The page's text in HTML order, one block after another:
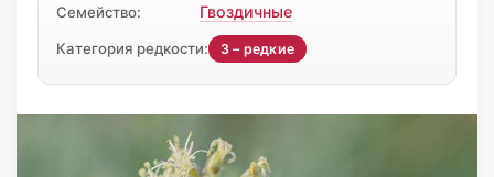
Семейство: Гвоздичные
Категория редкости: 3 – редкие